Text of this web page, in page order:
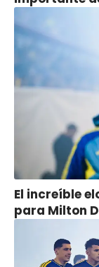
El increíble
para Milton